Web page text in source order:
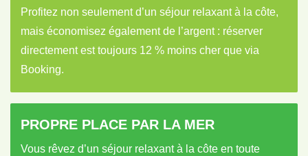
Profitez non seulement d’un séjour relaxant à la côte,
mais économisez également de l’argent : réserver
directement est toujours 12 % moins cher que via
Booking.
PROPRE PLACE PAR LA MER
Vous rêvez d’un séjour relaxant à la côte en toute